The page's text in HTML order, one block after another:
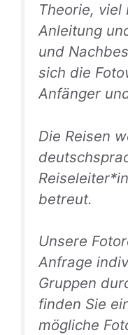
Theorie, viel
Anleitung
und
sich die
Anfänger
Die Reisen
betreut.
Unsere
Anfrage
Gruppen
finden Sie
mögliche